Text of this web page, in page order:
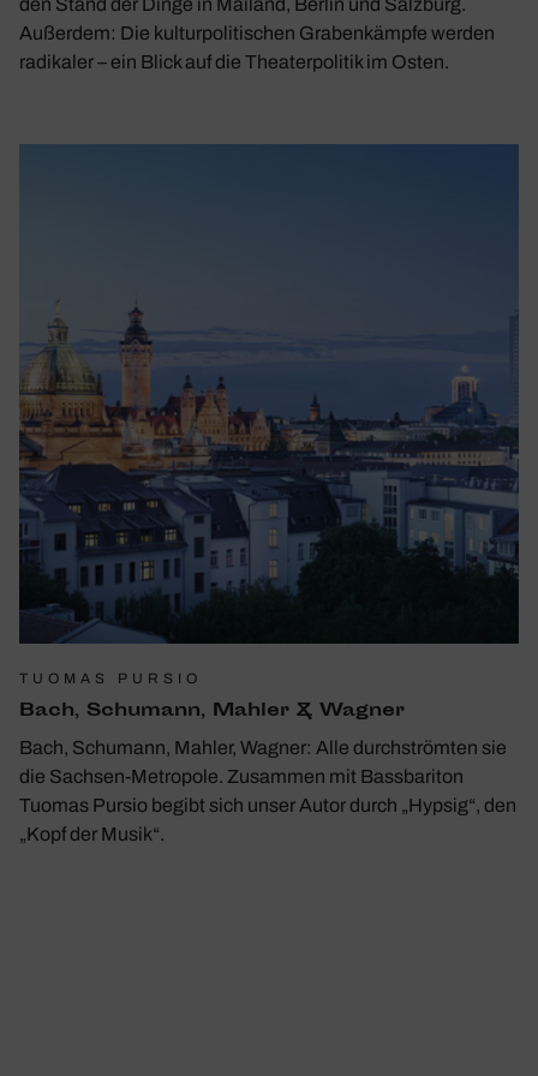
den Stand der Dinge in Mailand, Berlin und Salzburg.
Außerdem: Die kulturpolitischen Grabenkämpfe werden
radikaler – ein Blick auf die Theaterpolitik im Osten.
TUOMAS PURSIO
Bach, Schu­mann, Mahler & Wagner
Bach, Schumann, Mahler, Wagner: Alle durchströmten sie
die Sachsen-Metropole. Zusammen mit Bassbariton
Tuomas Pursio begibt sich unser Autor durch „Hypsig“, den
„Kopf der Musik“.